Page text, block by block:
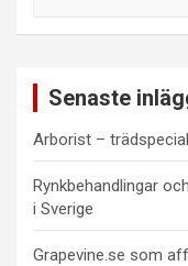
Senaste
Arborist –
Rynkbehandlingar
i Sverige
Grapevine.se som